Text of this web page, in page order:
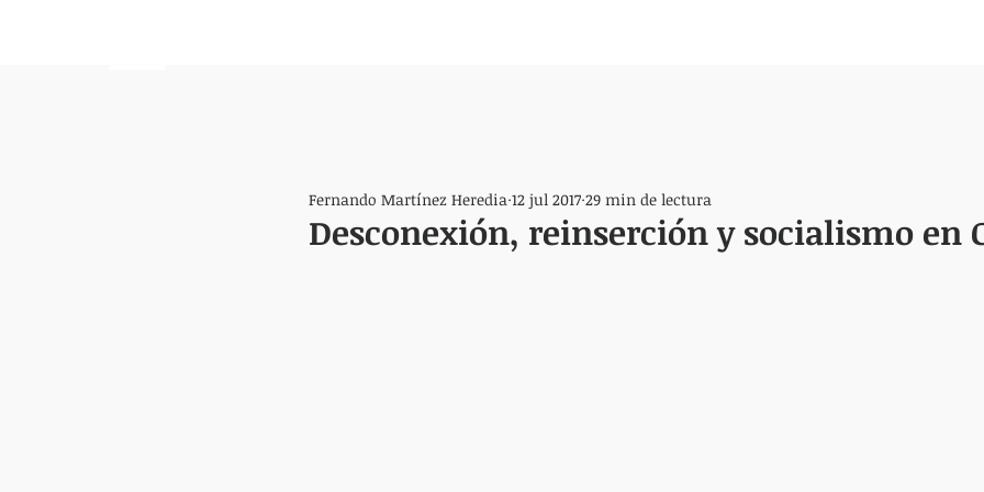
Desconexión, reinserción y socialismo en
Fernando Martínez Heredia 12 jul 2017 29 min de lectura